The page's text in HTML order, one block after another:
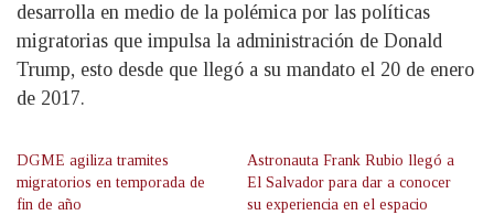
desarrolla en medio de la polémica por las políticas
migratorias que impulsa la administración de Donald
Trump, esto desde que llegó a su mandato el 20 de enero
de 2017.
DGME agiliza tramites
migratorios en temporada de
fin de año
Astronauta Frank Rubio llegó a
El Salvador para dar a conocer
su experiencia en el espacio